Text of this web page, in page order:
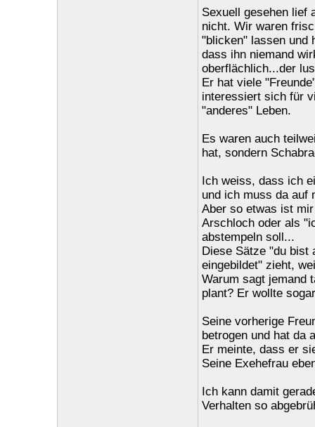
Sexuell gesehen lief
nicht. Wir waren
"blicken" lassen und
dass ihn niemand
oberflächlich...der
Er hat viele
interessiert sich für
"anderes" Leben.
Es waren auch
hat, sondern
Ich weiss, dass ich
und ich muss da auf
Aber so etwas ist
Arschloch oder als
abstempeln soll...
Diese Sätze "du bist
eingebildet" zieht,
Warum sagt jemand
plant? Er wollte
Seine vorherige
betrogen und hat da
Er meinte, dass er
Seine Exehefrau
Ich kann damit
Verhalten so